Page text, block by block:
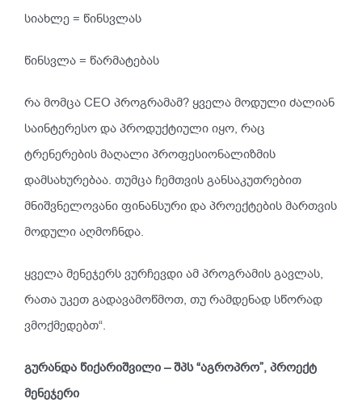
სიახლე = წინსვლას
წინსვლა = წარმატებას
რა მომცა CEO პროგრამამ? ყველა მოდული ძალიან
საინტერესო და პროდუქტიული იყო, რაც
ტრენერების მაღალი პროფესიონალიზმის
დამსახურებაა. თუმცა ჩემთვის განსაკუთრებით
მნიშვნელოვანი ფინანსური და პროექტების მართვის
მოდული აღმოჩნდა.
ყველა მენეჯერს ვურჩევდი ამ პროგრამის გავლას,
რათა უკეთ გადავამოწმოთ, თუ რამდენად სწორად
ვმოქმედებთ“.
გურანდა წიქარიშვილი – შპს “აგროპრო”, პროექტ
მენეჯერი